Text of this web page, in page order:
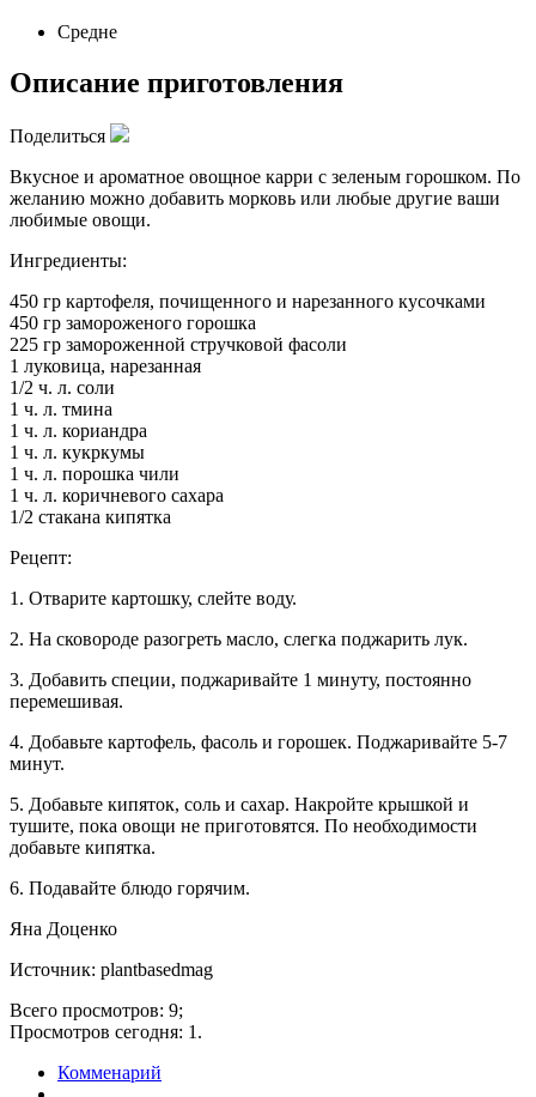
Средне
Описание приготовления
Поделиться
Вкусное и ароматное овощное карри с зеленым горошком. По
желанию можно добавить морковь или любые другие ваши
любимые овощи.
Ингредиенты:
450 гр картофеля, почищенного и нарезанного кусочками
450 гр замороженого горошка
225 гр замороженной стручковой фасоли
1 луковица, нарезанная
1/2 ч. л. соли
1 ч. л. тмина
1 ч. л. кориандра
1 ч. л. кукркумы
1 ч. л. порошка чили
1 ч. л. коричневого сахара
1/2 стакана кипятка
Рецепт:
1. Отварите картошку, слейте воду.
2. На сковороде разогреть масло, слегка поджарить лук.
3. Добавить специи, поджаривайте 1 минуту, постоянно
перемешивая.
4. Добавьте картофель, фасоль и горошек. Поджаривайте 5-7
минут.
5. Добавьте кипяток, соль и сахар. Накройте крышкой и
тушите, пока овощи не приготовятся. По необходимости
добавьте кипятка.
6. Подавайте блюдо горячим.
Яна Доценко
Источник: plantbasedmag
Всего просмотров: 9;
Просмотров сегодня: 1.
Комменарий